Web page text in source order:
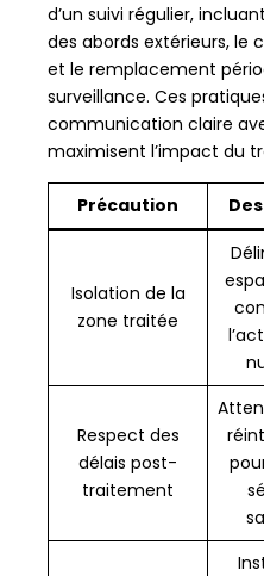
d’un suivi régulier,
des abords extérieurs, le
et le remplacement
surveillance. Ces
communication claire
maximisent l’impact du
Précaution
Isolation de la
zone traitée
Respect des
délais post-
traitement